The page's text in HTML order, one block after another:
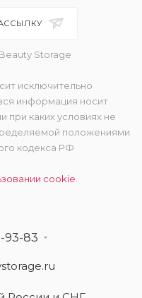
Storage
исключительно
информация носит
при каких условиях не
положениями
кодекса РФ
cookie.
93-83